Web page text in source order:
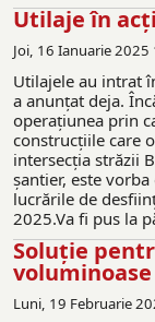
Utilaje în
Joi, 16 Ianuarie
Utilajele au intrat
a anunţat deja.
operaţiunea prin
construcţiile care
intersecția străzii
şantier, este
lucrările de
2025.Va fi pus la
Soluție
Luni, 19 Februarie